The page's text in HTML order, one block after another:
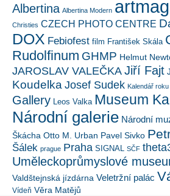
Albertina Albertina Modern
Christies CZECH PHOTO CENTRE
DOX Febiofest film František Skála
Rudolfinum GHMP Helmut
JAROSLAV VALEČKA Jiří Fajt
Koudelka Josef Sudek Kalendář roku
Gallery Leos Valka Museum
Národní galerie Národní
Škácha Otto M. Urban Pavel Sivko
Šálek prague Praha SIGNAL SČF
Uměleckoprůmyslové
Valdštejnská jízdárna Veletržní palác
Vídeň Věra Matějů